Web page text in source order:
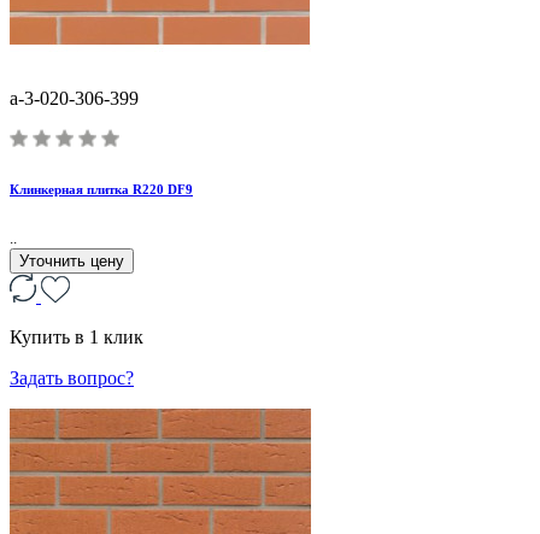
a-3-020-306-399
Клинкерная плитка R220 DF9
Уточнить цену
Купить в 1 клик
Задать вопрос?